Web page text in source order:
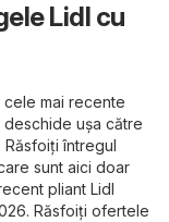
Lidl cu
mai recente
ușa către
întregul
sunt aici doar
pliant Lidl
Răsfoiți ofertele